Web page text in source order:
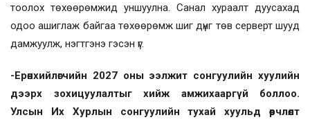
тоолох төхөөрөмжид уншуулна. Санал хураалт дуусахад
одоо ашиглаж байгаа төхөөрөмж шиг дүнг төв серверт шууд
дамжуулж, нэгтгэнэ гэсэн үг.
-Ерөнхийлөгчийн 2027 оны ээлжит сонгуулийн хуулийн
дээрх зохицуулалтыг хийж амжихааргүй боллоо.
Улсын Их Хурлын сонгуулийн тухай хуульд өөрчлөлт